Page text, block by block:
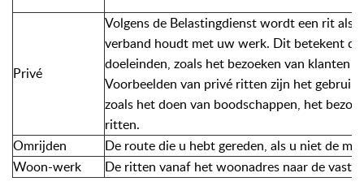
Privé
Volgens de Belastingdienst wordt een rit als
verband houdt met uw werk. Dit betekent
doeleinden, zoals het bezoeken van klanten
Voorbeelden van privé ritten zijn het
zoals het doen van boodschappen, het
ritten.
Omrijden
De route die u hebt gereden, als u niet de
Woon-werk
De ritten vanaf het woonadres naar de